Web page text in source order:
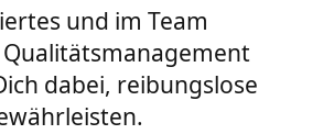
und im Team
dabei, reibungslose